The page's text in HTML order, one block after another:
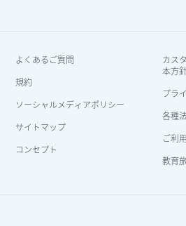
よくあるご質問
規約
ソーシャルメディアポリシー
サイトマップ
コンセプト
カス
本方
プラ
各種
ご利
教育